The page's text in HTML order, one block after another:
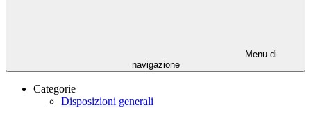
Menu di
navigazione
Categorie
Disposizioni generali